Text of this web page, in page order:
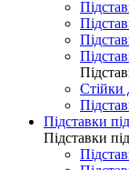
Стійки
Підставки
Підставки